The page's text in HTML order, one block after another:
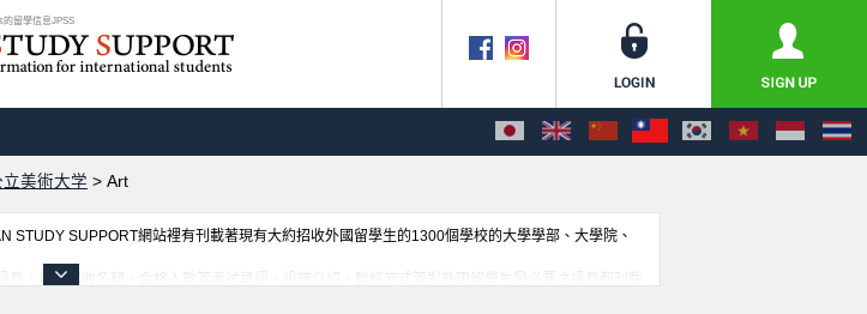
的留學信息JPSS
美術大学 > Art
SUPPORT網站裡有刊載著現有大約招收外國留學生的1300個學校的大學學部、大學院、
，以及招收名額、合格人數等考試資訊、設施介紹、聯絡方式等對外國留學生是必要之訊息都刊載